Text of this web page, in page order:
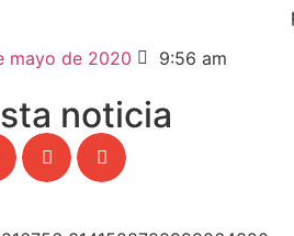
mayo de 2020 9:56 am
noticia